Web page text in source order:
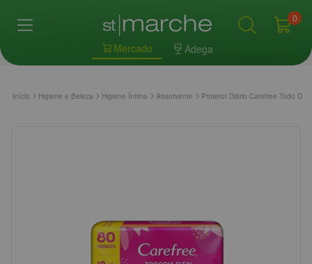
Mercado Adega
0
Início Higiene e Beleza Higiene Íntima Absorvente Proterot Diário Carefree Todo